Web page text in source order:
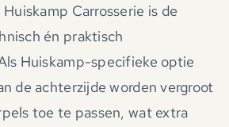
Carrosserie is de
én praktisch
Huiskamp-specifieke optie
de achterzijde worden vergroot
toe te passen, wat extra